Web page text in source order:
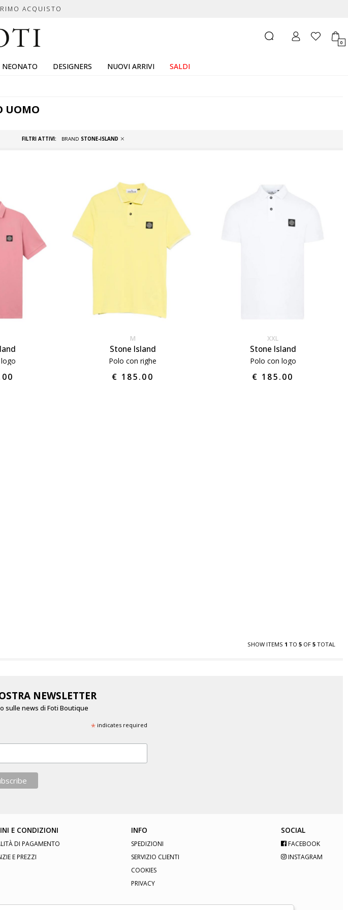
ACQUISTO
0
NEONATO DESIGNERS NUOVI ARRIVI SALDI
UOMO
FILTRI ATTIVI: BRAND STONE-ISLAND
M
Stone Island
Polo con righe
€ 185.00
XXL
Stone Island
Polo con logo
€ 185.00
SHOW ITEMS 1 TO 5 OF 5 TOTAL
NEWSLETTER
sulle news di Foti Boutique
*indicates required
E CONDIZIONI
DI PAGAMENTO
E PREZZI
INFO
SPEDIZIONI
SERVIZIO CLIENTI
COOKIES
PRIVACY
SOCIAL
FACEBOOK
INSTAGRAM